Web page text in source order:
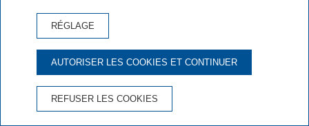
- Droit d'annulation: les intéressés pourront
demander l'annulation de leurs données.
- Droit d'opposition: les intéressés pourront
s'opposer au traitement de leurs données à des
profils, ainsi qu'aux autres situations établies à
l'article 21 du RGPD. En pareil cas, l'entreprise
RÉGLAGE
AUTORISER LES COOKIES ET CONTINUER
REFUSER LES COOKIES